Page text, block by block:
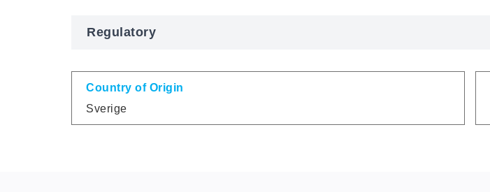
Regulatory
Country of Origin
Sverige